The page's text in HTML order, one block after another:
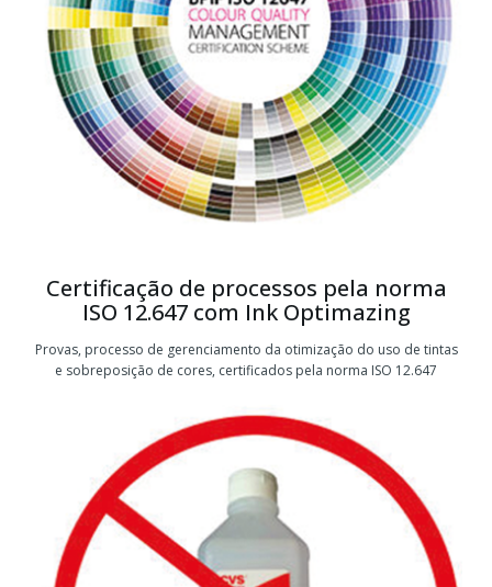
Certificação de processos pela norma
ISO 12.647 com Ink Optimazing
Provas, processo de gerenciamento da otimização do uso de tintas
e sobreposição de cores, certificados pela norma ISO 12.647